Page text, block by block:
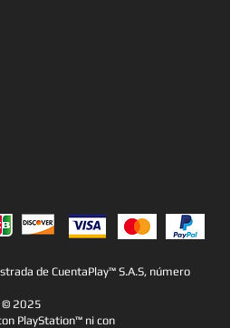
de CuentaPlay™ S.A.S, número
© 2025
PlayStation™ ni con